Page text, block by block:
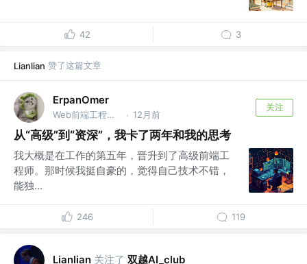
42 3
Lianlian 赞了这篇文章
ErpanOmer
Web前端工程师 @跨境 · 12月前
关注
从“高级”到“资深”，我卡了两年和我的思考
我大概是在工作的第五年，晋升到了高级前端工
程师。那时候我挺自豪的，觉得自己技术不错，
能独...
246 119
Lianlian 关注了 双越AI_club